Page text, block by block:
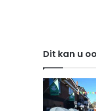
Dit kan u